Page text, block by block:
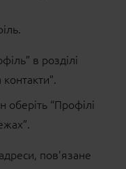
в розділі
оберіть “Профілі
пов’язане